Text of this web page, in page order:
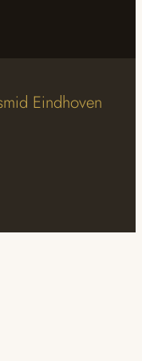
Eindhoven